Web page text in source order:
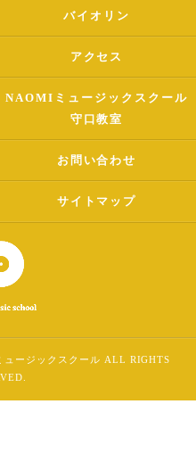
バイオリン
アクセス
NAOMIミュージックスクール
守口教室
お問い合わせ
サイトマップ
ージックスクール ALL RIGHTS